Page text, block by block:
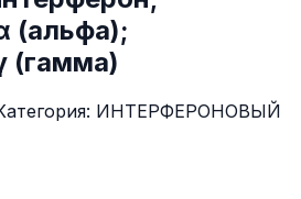
(альфа);
(гамма)
ИНТЕРФЕРОНОВЫЙ